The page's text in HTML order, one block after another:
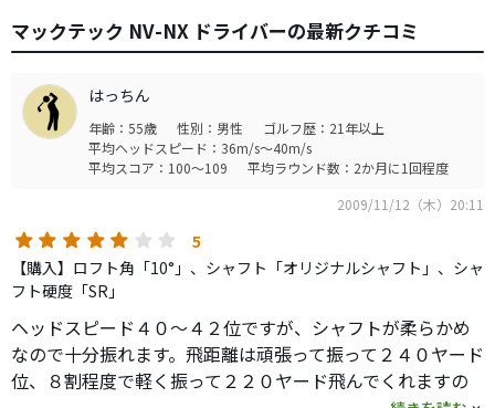
マックテック NV-NX ドライバーの最新クチコミ
はっちん
年齢：55歳 性別：男性
ゴルフ歴：21年以上
平均ヘッドスピード：36m/s～40m/s
平均スコア：100～109
平均ラウンド数：2か月に1回程度
2009/11/12（木）20:11
5
【購入】ロフト角「10°」、シャフト「オリジナルシャフト」、シャ
フト硬度「SR」
ヘッドスピード４０〜４２位ですが、シャフトが柔らかめ
なので十分振れます。飛距離は頑張って振って２４０ヤード
位、８割程度で軽く振って２２０ヤード飛んでくれますの